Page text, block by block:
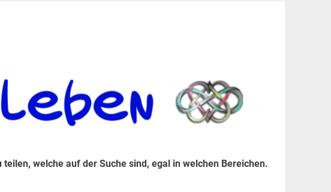
welche auf der Suche sind, egal in welchen Bereichen.